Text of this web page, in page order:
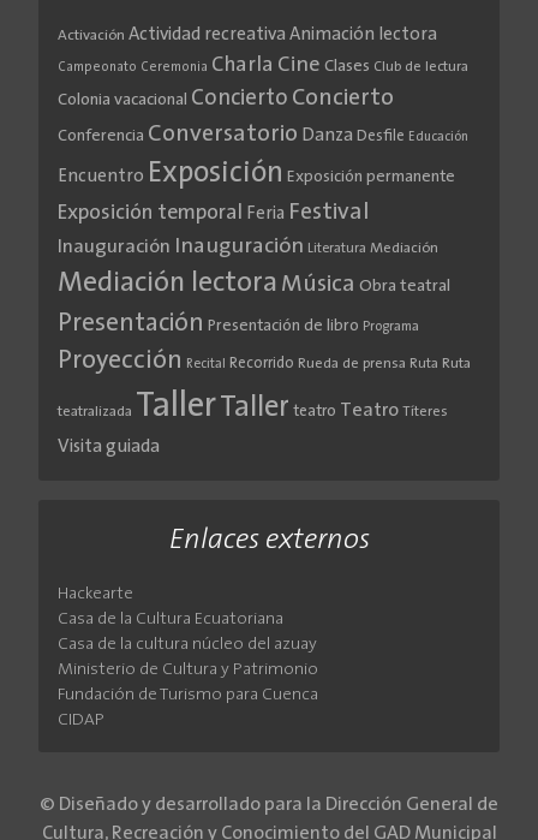
Activación Actividad recreativa Animación lectora
Campeonato Ceremonia Charla Cine Clases Club de lectura
Colonia vacacional Concierto Concierto
Conferencia Conversatorio Danza Desfile Educación
Encuentro Exposición Exposición permanente
Exposición temporal Feria Festival
Inauguración Inauguración Literatura Mediación
Mediación lectora Música Obra teatral
Presentación Presentación de libro Programa
Proyección Recital Recorrido Rueda de prensa Ruta Ruta
teatralizada Taller Taller teatro Teatro Títeres
Visita guiada
Enlaces externos
Hackearte
Casa de la Cultura Ecuatoriana
Casa de la cultura núcleo del azuay
Ministerio de Cultura y Patrimonio
Fundación de Turismo para Cuenca
CIDAP
© Diseñado y desarrollado para la Dirección General de
Cultura, Recreación y Conocimiento del GAD Municipal